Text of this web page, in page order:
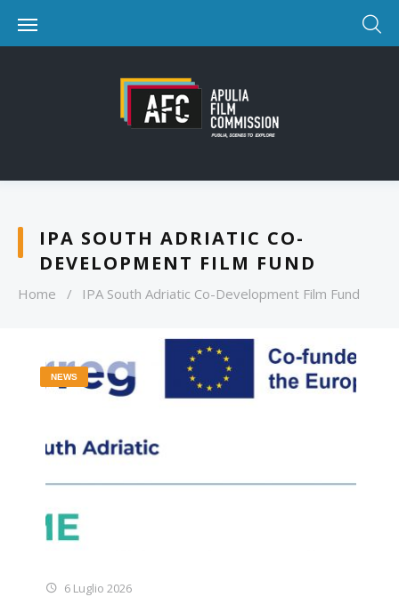
IPA SOUTH ADRIATIC CO-
DEVELOPMENT FILM FUND
Home / IPA South Adriatic Co-Development Film Fund
6 Luglio 2026
NEWS